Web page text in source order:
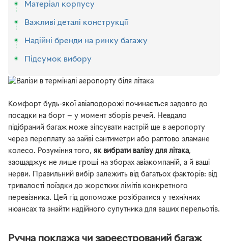
Комфорт будь-якої авіаподорожі починається задовго до
посадки на борт — у момент зборів речей. Невдало
підібраний багаж може зіпсувати настрій ще в аеропорту
через переплату за зайві сантиметри або раптово зламане
колесо. Розуміння того, як вибрати валізу для літака,
заощаджує не лише гроші на зборах авіакомпаній, а й ваші
нерви. Правильний вибір залежить від багатьох факторів: від
тривалості поїздки до жорстких лімітів конкретного
перевізника. Цей гід допоможе розібратися у технічних
нюансах та знайти надійного супутника для ваших перельотів.
Ручна поклажа чи зареєстрований багаж
Матеріал корпусу
Важливі деталі конструкції
Надійні бренди на ринку багажу
Підсумок вибору